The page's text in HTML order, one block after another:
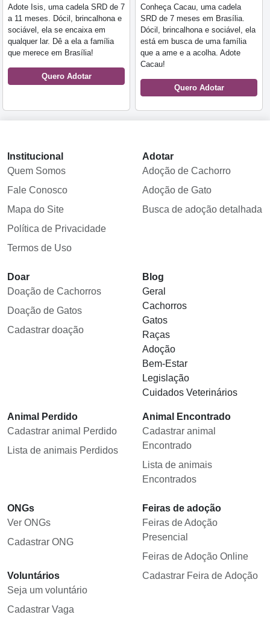
Adote Isis, uma cadela SRD de 7
a 11 meses. Dócil, brincalhona e
sociável, ela se encaixa em
qualquer lar. Dê a ela a família
que merece em Brasília!
Quero Adotar
Conheça Cacau, uma cadela
SRD de 7 meses em Brasília.
Dócil, brincalhona e sociável, ela
está em busca de uma família
que a ame e a acolha. Adote
Cacau!
Quero Adotar
Institucional
Quem Somos
Fale Conosco
Mapa do Site
Política de Privacidade
Termos de Uso
Adotar
Adoção de Cachorro
Adoção de Gato
Busca de adoção detalhada
Doar
Doação de Cachorros
Doação de Gatos
Cadastrar doação
Blog
Geral
Cachorros
Gatos
Raças
Adoção
Bem-Estar
Legislação
Cuidados Veterinários
Animal Perdido
Cadastrar animal Perdido
Lista de animais Perdidos
Animal Encontrado
Cadastrar animal
Encontrado
Lista de animais
Encontrados
ONGs
Ver ONGs
Cadastrar ONG
Voluntários
Seja um voluntário
Cadastrar Vaga
Feiras de adoção
Feiras de Adoção
Presencial
Feiras de Adoção Online
Cadastrar Feira de Adoção